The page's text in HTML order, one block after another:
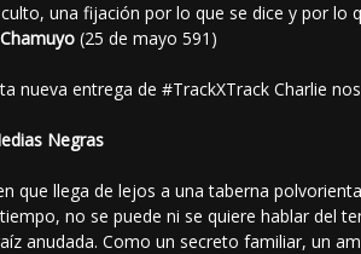
una fijación por lo que se dice y por lo
(25 de mayo 591)
nueva entrega de #TrackXTrack Charlie
Negras
que llega de lejos a una taberna
no se puede ni se quiere hablar del
anudada. Como un secreto familiar, un